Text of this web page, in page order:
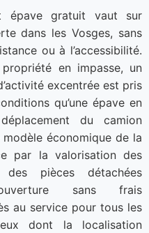
épave gratuit vaut sur
dans les Vosges, sans
ou à l’accessibilité.
en impasse, un
excentrée est pris
qu’une épave en
du camion
économique de la
par la valorisation des
pièces détachées
sans frais
au service pour tous les
dont la localisation